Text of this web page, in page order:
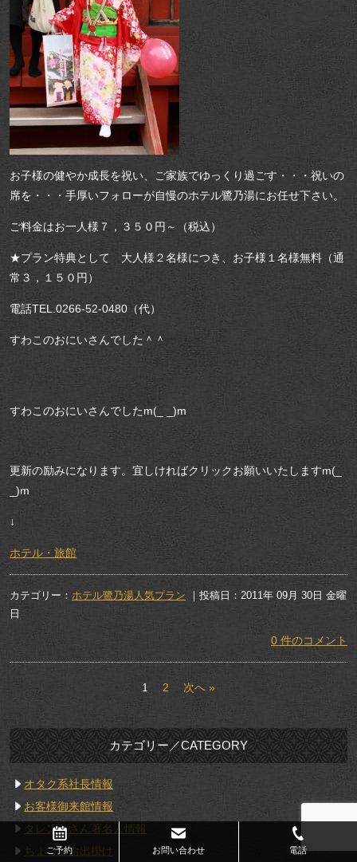
お子様の健やか成長を祝い、ご家族でゆっくり過ごす・・・祝いの
席を・・・手厚いフォローが自慢のホテル鷺乃湯にお任せ下さい。
ご料金はお一人様７，３５０円～（税込）
★プラン特典として 大人様２名様につき、お子様１名様無料（通
常３，１５０円）
電話TEL.0266-52-0480（代）
すわこのおにいさんでした＾＾
すわこのおにいさんでしたm(_ _)m
更新の励みになります。宜しければクリックお願いいたしますm(_
_)m
↓
ホテル・旅館
カテゴリー： ホテル鷺乃湯人気プラン ｜投稿日：2011年 09月 30日 金曜
日
0 件のコメント
1 2 次へ »
カテゴリー／CATEGORY
オタク系社長情報
お客様御来館情報
タレントさん著名人情報
ちょっとお出掛け
ご予約 お問い合わせ 電話